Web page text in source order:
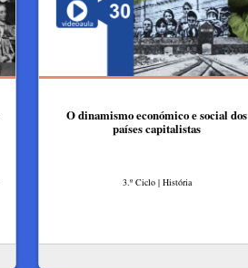
O dinamismo económico e social dos
países capitalistas
3.º Ciclo | História